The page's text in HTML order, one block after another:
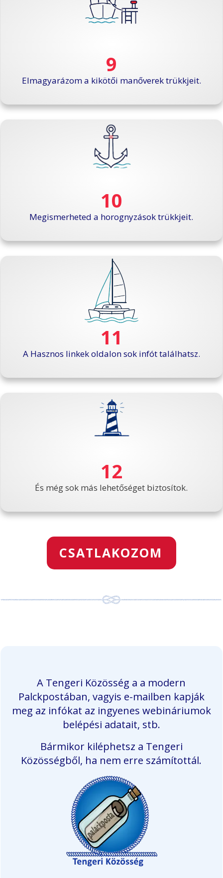
9
Elmagyarázom a kikötői manőverek trükkjeit.
10
Megismerheted a horognyzások trükkjeit.
11
A Hasznos linkek oldalon sok infót találhatsz.
12
És még sok más lehetőséget biztosítok.
CSATLAKOZOM
A Tengeri Közösség a a modern
Palckpostában, vagyis e-mailben kapják
meg az infókat az ingyenes webináriumok
belépési adatait, stb.
Bármikor kiléphetsz a Tengeri
Közösségből, ha nem erre számítottál.